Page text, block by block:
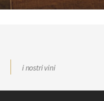
i nostri vini